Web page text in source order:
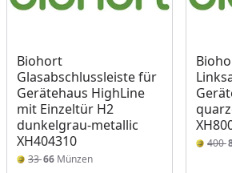
Biohort
Glasabschlussleiste für
Gerätehaus HighLine
mit Einzeltür H2
dunkelgrau-metallic
XH404310
3366 Münzen
400